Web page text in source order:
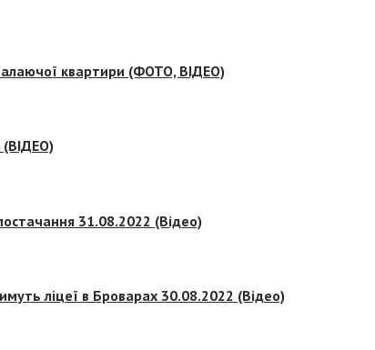
квартири (ФОТО, ВІДЕО)
(ВІДЕО)
31.08.2022 (Відео)
ліцеї в Броварах 30.08.2022 (Відео)